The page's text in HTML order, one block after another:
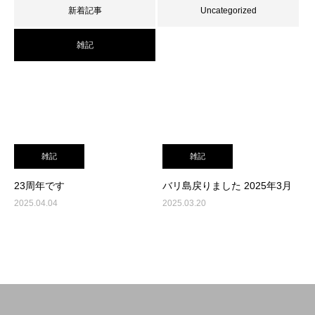
新着記事 Uncategorized
雑記
雑記
23周年です
2025.04.04
雑記
バリ島戻りました 2025年3月
2025.03.20